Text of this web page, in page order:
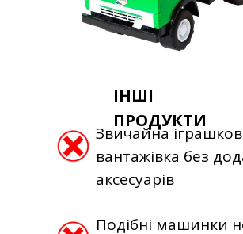
Подібні машинки
Звичайна
вантажівка без
аксесуарів
ІНШІ
ПРОДУКТИ